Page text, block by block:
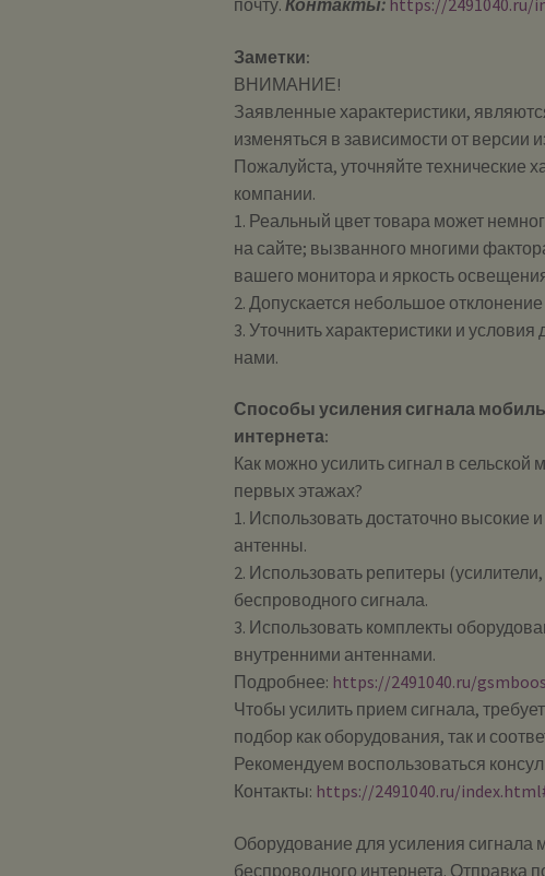
Заметки:
ВНИМАНИЕ!
Заявленные характеристики,
изменяться в зависимости от версии
Пожалуйста, уточняйте технические
компании.
1. Реальный цвет товара может
на сайте; вызванного многими
вашего монитора и яркость
2. Допускается небольшое
3. Уточнить характеристики и
нами.
Способы усиления сигнала
интернета:
Как можно усилить сигнал в сельской
первых этажах?
1. Использовать достаточно
антенны.
2. Использовать репитеры
беспроводного сигнала.
3. Использовать комплекты
внутренними антеннами.
Подробнее: https://2491040.ru/
Чтобы усилить прием сигнала,
подбор как оборудования, так и
Рекомендуем воспользоваться
Контакты: https://2491040.ru/
Оборудование для усиления сигнала
беспроводного интернета. Отправка